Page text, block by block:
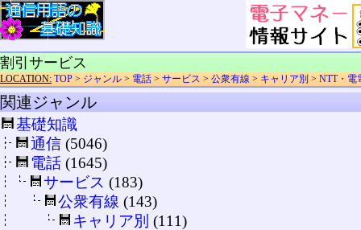
割引サービス
LOCATION: TOP > ジャンル > 電話 > サービス > 公衆有線 > キャリア別 > NTT・電
関連ジャンル
基礎知識
通信 (5046)
電話 (1645)
サービス (183)
公衆有線 (143)
キャリア別 (111)